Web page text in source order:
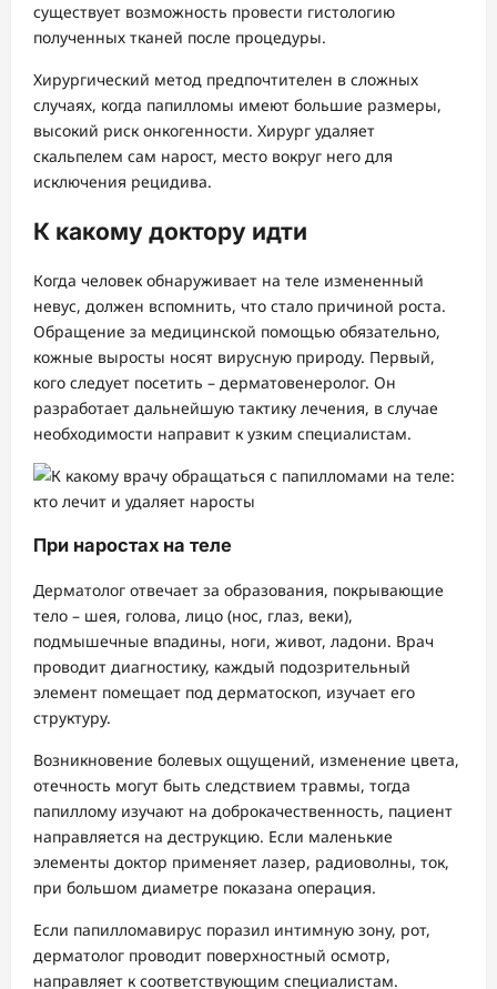
существует возможность провести гистологию
полученных тканей после процедуры.
Хирургический метод предпочтителен в сложных
случаях, когда папилломы имеют большие размеры,
высокий риск онкогенности. Хирург удаляет
скальпелем сам нарост, место вокруг него для
исключения рецидива.
К какому доктору идти
Когда человек обнаруживает на теле измененный
невус, должен вспомнить, что стало причиной роста.
Обращение за медицинской помощью обязательно,
кожные выросты носят вирусную природу. Первый,
кого следует посетить – дерматовенеролог. Он
разработает дальнейшую тактику лечения, в случае
необходимости направит к узким специалистам.
При наростах на теле
Дерматолог отвечает за образования, покрывающие
тело – шея, голова, лицо (нос, глаз, веки),
подмышечные впадины, ноги, живот, ладони. Врач
проводит диагностику, каждый подозрительный
элемент помещает под дерматоскоп, изучает его
структуру.
Возникновение болевых ощущений, изменение цвета,
отечность могут быть следствием травмы, тогда
папиллому изучают на доброкачественность, пациент
направляется на деструкцию. Если маленькие
элементы доктор применяет лазер, радиоволны, ток,
при большом диаметре показана операция.
Если папилломавирус поразил интимную зону, рот,
дерматолог проводит поверхностный осмотр,
направляет к соответствующим специалистам.